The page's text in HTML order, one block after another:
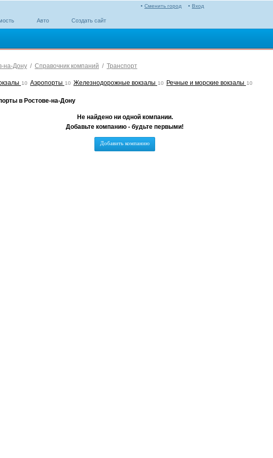
Вход
Сменить город
Авто Создать сайт
на-Дону / Справочник компаний / Транспорт
10 Аэропорты 10 Железнодорожные вокзалы 10 Речные и морские вокзалы 10
в Ростове-на-Дону
Не найдено ни одной компании.
Добавьте компанию - будьте первыми!
Добавить компанию